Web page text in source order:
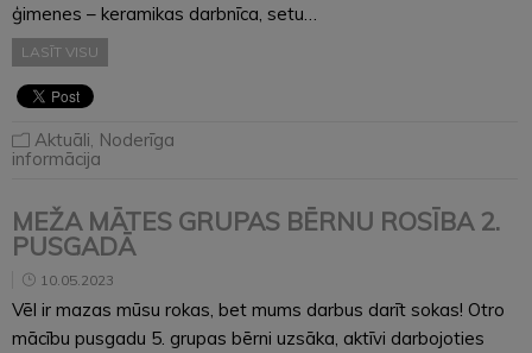
ģimenes – keramikas darbnīca, setu…
LASĪT VISU
Aktuāli Noderīga
informācija
MEŽA MĀTES GRUPAS BĒRNU ROSĪBA 2.
PUSGADĀ
10.05.2023
Vēl ir mazas mūsu rokas, bet mums darbus darīt sokas! Otro
mācību pusgadu 5. grupas bērni uzsāka, aktīvi darbojoties